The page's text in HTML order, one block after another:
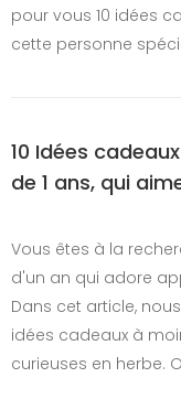
pour vous 10 idées
cette personne
10 Idées
de 1 ans, qui
Vous êtes à la
d'un an qui adore
Dans cet article,
idées cadeaux à
curieuses en herbe.